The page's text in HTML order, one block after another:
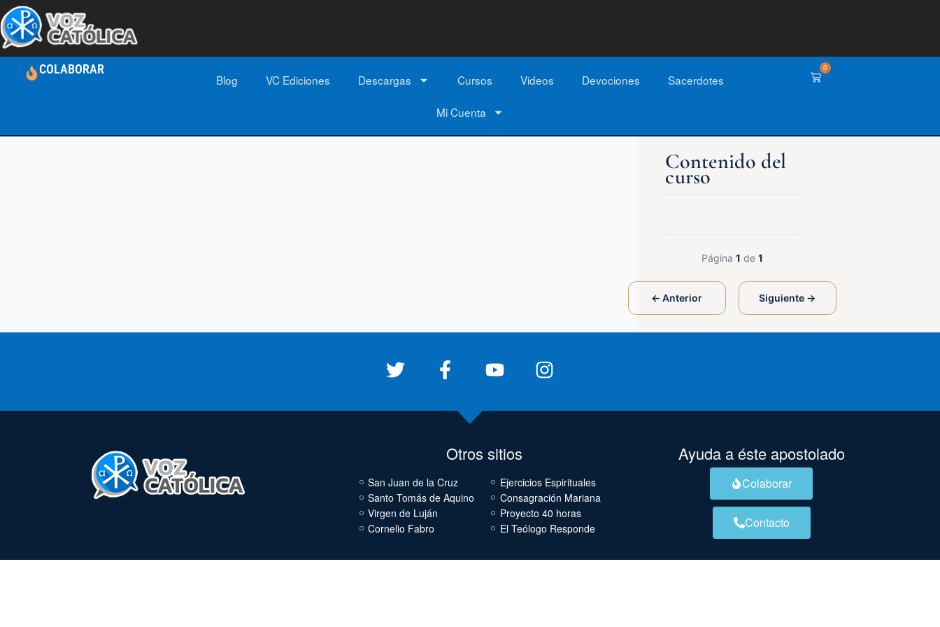
COLABORAR
Blog VC Ediciones Descargas Cursos Videos Devociones Sacerdotes
Mi Cuenta
0
← Anterior
Página 1 de 1
Siguiente →
Otros sitios
San Juan de la Cruz
Santo Tomás de Aquino
Virgen de Luján
Cornelio Fabro
Ejercicios Espirituales
Consagración Mariana
Proyecto 40 horas
El Teólogo Responde
Ayuda a éste apostolado
Colaborar
Contacto